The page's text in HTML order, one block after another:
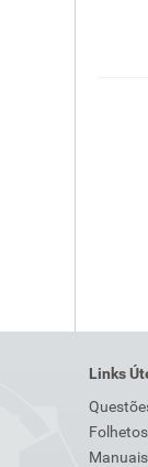
Links